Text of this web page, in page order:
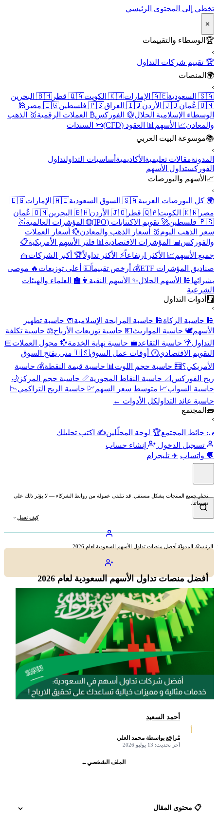
تخطي إلى المحتوى الرئيسي
✕
🏆 الوسطاء والتقييمات
›
🏆 تقييم شركات التداول
🌍 المنصات
›
🇸🇦 السعودية
🇦🇪 الإمارات 🇰🇼 الكويت 🇶🇦 قطر
🇧🇭 البحرين
🇴🇲 عُمان
🇯🇴 الأردن 🇮🇶 العراق 🇵🇸 فلسطين 🇪🇬 مصر
🕌
الوسطاء الإسلامية الحلال💱 الفوركس₿ العملات الرقمية🥇 الذهب
والمعادن📈 الأسهم 📊 العقود (CFD)
📜 السندات
📚موسوعة البيت العربي
›
المدونةمقالات تعليمية الأكاديمية أساسيات التداولتداول
الفوركستداول الأسهم
📈 الأسهم والبورصات
›
🌍 كل البورصات العربية🇸🇦 السوق السعودية 🇦🇪 الإمارات
🇪🇬
مصر 🇰🇼 الكويت 🇶🇦 قطر 🇯🇴 الأردن 🇧🇭 البحرين
🇴🇲 عُمان
🇵🇸 فلسطين
🚀 تقويم الاكتتابات (IPO) 🌐 المؤشرات العالمية🥇
سعر الذهب اليوم🥇 أسعار الذهب والمعادن💱 أسعار العملات
والفوركس📅 المؤشرات الاقتصادية 📊 فلتر الأسهم الأمريكية📋
جميع الأسهم📈 الأكثر ارتفاعاً⚡ الأكثر تداولاً🏆 أكبر الشركات🧺
صناديق المؤشرات ETF
💰 أرخص تقييماً💵 أعلى توزيعات 🔥 موصى
بشرائها🕌 الأسهم الحلال✨ الأسهم النقية 👨‍🏫 العلماء والهيئات
الشرعية
🧮 أدوات التداول
›
🕌 حاسبة الزكاة🕌 حاسبة المرابحة الإسلامية🧼 حاسبة تطهير
الأسهم🕊️ حاسبة المواريث💵 حاسبة توزيعات الأرباح⚖️ حاسبة تكلفة
التداول🌴 حاسبة التقاعد💼 حاسبة نهاية الخدمة💱 محول العملات📅
التقويم الاقتصادي🕐 أوقات عمل السوق
🇺🇸 متى يفتح السوق
الأمريكي؟🧮 حاسبة حجم اللوت 📊 حاسبة قيمة النقطة💰 حاسبة
ربح الفوركس 📐 حاسبة النقاط المحورية📏 حاسبة حجم المركز 🌙
حاسبة السواب📈 متوسط سعر السهم💹 حاسبة الربح التراكمي📉
حاسبة عائد التداولكل الأدوات ←
🧱 المجتمع
›
🧱 حائط المجتمع🏆 لوحة المحلّلين✍️ اكتب تحليلك
تسجيل الدخول
إنشاء حساب
💬 واتساب ✈️ تليجرام
نختار جميع المنتجات بشكل مستقل. قد نتلقى عمولة من روابط الشركاء — لا يؤثر ذلك على
تقييماتنا.
كيف نعمل
الرئيسية المدونةأفضل منصات تداول الأسهم السعودية لعام 2026
أفضل منصات تداول الأسهم السعودية لعام 2026
أحمد السعيد
مُراجَع بواسطة محمد العلي
آخر تحديث: 13 يوليو 2026
الملف الشخصي←
📋 محتوى المقال